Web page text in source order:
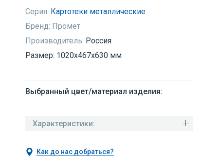
Серия: Картотеки металлические
Бренд: Промет
Производитель: Россия
Размер: 1020x467x630 мм
Выбранный цвет/материал изделия:
Характеристики:
Как до нас добраться?